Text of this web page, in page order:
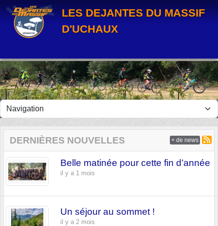
LES DEJANTES DU MASSIF
D'UCHAUX
DERNIÈRES NOUVELLES
Belle matinée pour cette fin d’année
il y a 1 mois
Un séjour au sommet !
il y a 2 mois
+ de news
Panneau de gestion des cookies